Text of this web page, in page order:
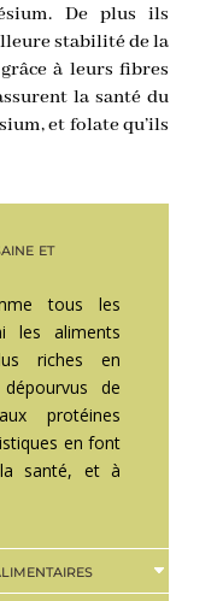
De plus ils
stabilité de la
à leurs fibres
la santé du
et folate qu’ils
et
tous les
les aliments
riches en
de
protéines
en font
santé, et à